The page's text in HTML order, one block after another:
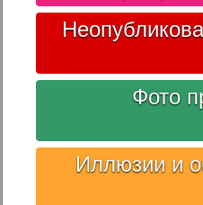
Фото
Иллюзии и